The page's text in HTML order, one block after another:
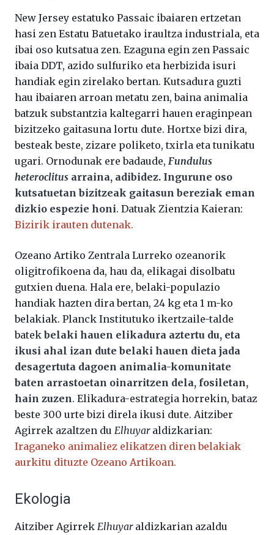
New Jersey estatuko Passaic ibaiaren ertzetan
hasi zen Estatu Batuetako iraultza industriala, eta
ibai oso kutsatua zen. Ezaguna egin zen Passaic
ibaia DDT, azido sulfuriko eta herbizida isuri
handiak egin zirelako bertan. Kutsadura guzti
hau ibaiaren arroan metatu zen, baina animalia
batzuk substantzia kaltegarri hauen eraginpean
bizitzeko gaitasuna lortu dute. Hortxe bizi dira,
besteak beste, zizare poliketo, txirla eta tunikatu
ugari. Ornodunak ere badaude, Fundulus
heteroclitus arraina, adibidez. Ingurune oso
kutsatuetan bizitzeak gaitasun bereziak eman
dizkio espezie honi. Datuak Zientzia Kaieran:
Bizirik irauten dutenak.
Ozeano Artiko Zentrala Lurreko ozeanorik
oligitrofikoena da, hau da, elikagai disolbatu
gutxien duena. Hala ere, belaki-populazio
handiak hazten dira bertan, 24 kg eta 1 m-ko
belakiak. Planck Institutuko ikertzaile-talde
batekbelaki hauen elikadura aztertu du, eta
ikusi ahal izan dute belaki hauen dieta jada
desagertuta dagoen animalia-komunitate
baten arrastoetan oinarritzen dela, fosiletan,
hain zuzen. Elikadura-estrategia horrekin, bataz
beste 300 urte bizi direla ikusi dute. Aitziber
Agirrek azaltzen du Elhuyaraldizkarian:
Iraganeko animaliez elikatzen diren belakiak
aurkitu dituzte Ozeano Artikoan.
Ekologia
Aitziber Agirrek Elhuyaraldizkarian azaldu